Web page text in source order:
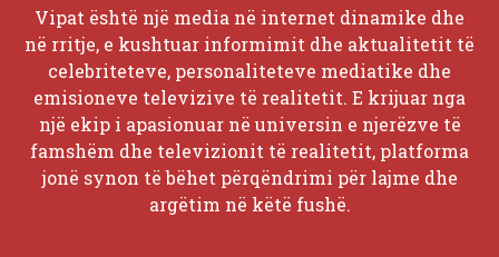
Vipat është një media në internet dinamike dhe
në rritje, e kushtuar informimit dhe aktualitetit të
celebriteteve, personaliteteve mediatike dhe
emisioneve televizive të realitetit. E krijuar nga
një ekip i apasionuar në universin e njerëzve të
famshëm dhe televizionit të realitetit, platforma
jonë synon të bëhet përqëndrimi për lajme dhe
argëtim në këtë fushë.